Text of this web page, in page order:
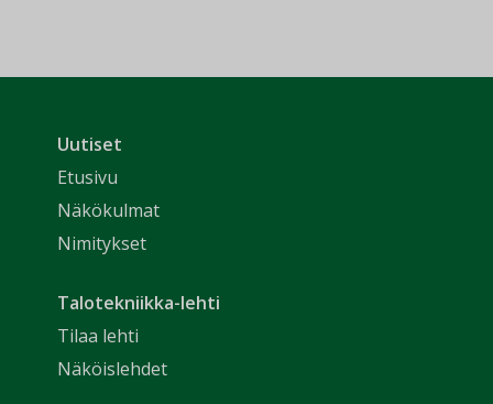
Uutiset
Etusivu
Näkökulmat
Nimitykset
Talotekniikka-lehti
Tilaa lehti
Näköislehdet